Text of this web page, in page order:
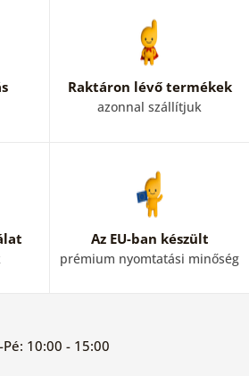
Raktáron lévő termékek
azonnal szállítjuk
Az EU-ban készült
prémium nyomtatási minőség
10:00 - 15:00